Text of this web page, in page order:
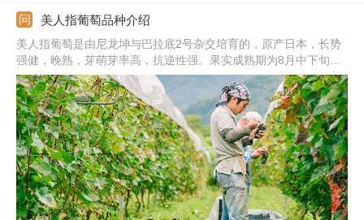
美人指葡萄品种介绍
美人指葡萄是由尼龙坤与巴拉底2号杂交培育的，原产日本，长势
强健，晚熟，芽萌芽率高，抗逆性强。果实成熟期为8月中下旬，
果穗中大，长22.5-28.6cm，果粒细长型，顶端鲜红色，中部浅红
色，基部黄绿色，果皮薄，不易和果肉分离，不易裂果。果肉为半
透明状，无香味，含酸量低。